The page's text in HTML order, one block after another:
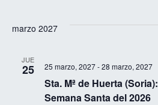
fecha.
marzo 2027
JUE
25 25 marzo, 2027-28 marzo, 2027
Sta. Mª de Huerta
Semana Santa del 2026